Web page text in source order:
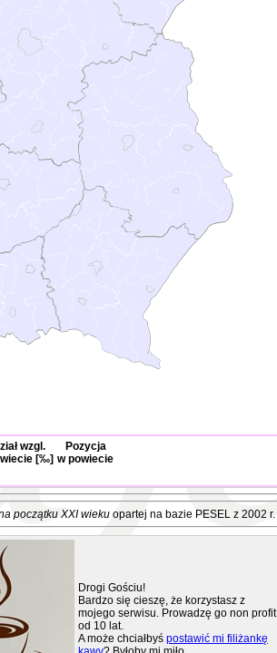
wzgl.
[‰]
Pozycja
w powiecie
początku XXI wiekuopartej na bazie PESEL z 2002 r.
Drogi Gościu!
Bardzo się cieszę, że korzystasz z
mojego serwisu. Prowadzę go non profit
od 10 lat.
A może chciałbyś postawić mi filiżankę